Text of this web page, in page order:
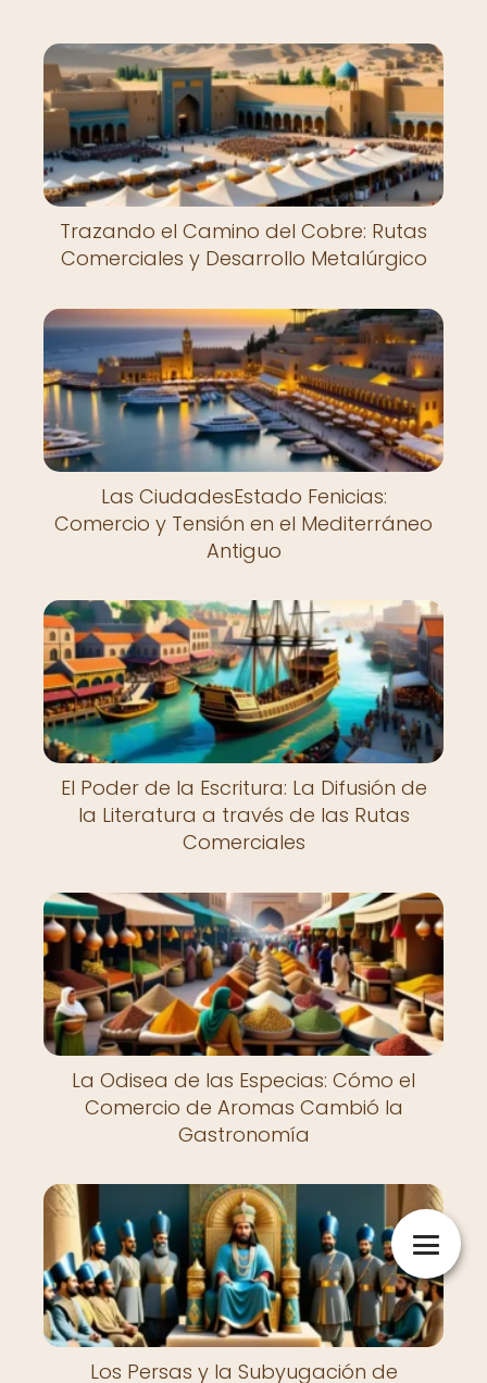
Nuevo
Trazando el Camino del Cobre: Rutas
Comerciales y Desarrollo Metalúrgico
Las CiudadesEstado Fenicias:
Comercio y Tensión en el Mediterráneo
Antiguo
El Poder de la Escritura: La Difusión de
la Literatura a través de las Rutas
Comerciales
La Odisea de las Especias: Cómo el
Comercio de Aromas Cambió la
Gastronomía
Los Persas y la Subyugación de